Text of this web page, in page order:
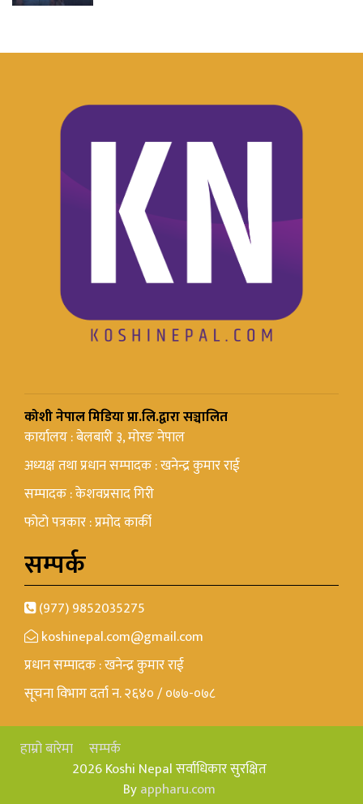
कोशी नेपाल मिडिया प्रा.लि.द्वारा सञ्चालित
कार्यालय : बेलबारी ३, मोरङ नेपाल
अध्यक्ष तथा प्रधान सम्पादक : खनेन्द्र कुमार राई
सम्पादक : केशवप्रसाद गिरी
फोटो पत्रकार : प्रमोद कार्की
सम्पर्क
(977) 9852035275
koshinepal.com@gmail.com
प्रधान सम्पादक : खनेन्द्र कुमार राई
सूचना विभाग दर्ता न. २६४० / ०७७-०७८
हाम्रो बारेमा
सम्पर्क
2026 Koshi Nepal सर्वाधिकार सुरक्षित
Byappharu.com